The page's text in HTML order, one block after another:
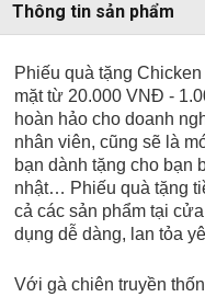
Thông tin sản phẩm
Phiếu quà tặng
mặt từ 20.000 VNĐ -
hoàn hảo cho doanh
nhân viên, cũng sẽ là
bạn dành tặng cho bạn
nhật… Phiếu quà tặng
cả các sản phẩm tại
dụng dễ dàng, lan tỏa
Với gà chiên truyền